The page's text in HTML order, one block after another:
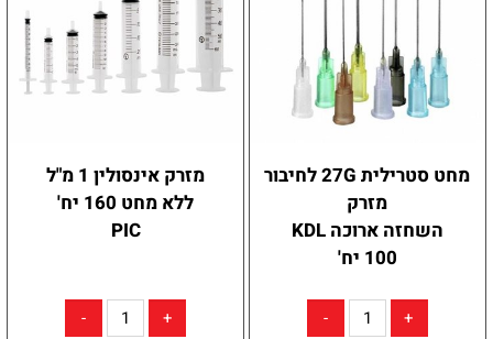
מחט סטרילית 27G לחיבור
מזרק
השחזה ארוכה KDL
100 יח'
מזרק אינסולין 1 מ"ל
ללא מחט 160 יח'
PIC